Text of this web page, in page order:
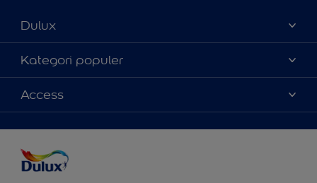
Dulux
Tentang Kami
Contact us
Temukan toko
Kategori populer
Warna
Produk
Inspirasi
Saran Mendekorasi
Colour of the Year
Access